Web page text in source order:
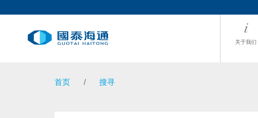
关于我们
首页 / 搜寻